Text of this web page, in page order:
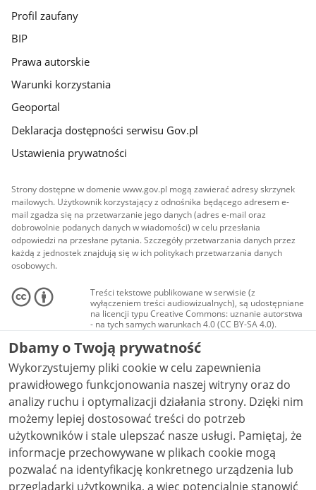
Profil zaufany
BIP
Prawa autorskie
Warunki korzystania
Geoportal
Deklaracja dostępności serwisu Gov.pl
Ustawienia prywatności
Strony dostępne w domenie www.gov.pl mogą zawierać adresy skrzynek
mailowych. Użytkownik korzystający z odnośnika będącego adresem e-
mail zgadza się na przetwarzanie jego danych (adres e-mail oraz
dobrowolnie podanych danych w wiadomości) w celu przesłania
odpowiedzi na przesłane pytania. Szczegóły przetwarzania danych przez
każdą z jednostek znajdują się w ich politykach przetwarzania danych
osobowych.
Treści tekstowe publikowane w serwisie (z
wyłączeniem treści audiowizualnych), są udostępniane
na licencji typu Creative Commons: uznanie autorstwa
- na tych samych warunkach 4.0 (CC BY-SA 4.0).
Materiały audiowizualne, w tym zdjęcia, materiały
audio i wideo, są udostępniane na licencji typu
Creative Commons: uznanie autorstwa użycie
niekomercyjne - bez utworów zależnych 4.0 (CC BY-
NC-ND 4.0), o ile nie jest to stwierdzone inaczej.
Dbamy o Twoją prywatność
Wykorzystujemy pliki cookie w celu zapewnienia
prawidłowego funkcjonowania naszej witryny oraz do
analizy ruchu i optymalizacji działania strony. Dzięki nim
możemy lepiej dostosować treści do potrzeb
użytkowników i stale ulepszać nasze usługi. Pamiętaj, że
informacje przechowywane w plikach cookie mogą
pozwalać na identyfikację konkretnego urządzenia lub
przeglądarki użytkownika, a więc potencjalnie stanowić